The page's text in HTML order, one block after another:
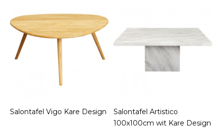
Salontafel Vigo Kare Design
Salontafel Artistico
100x100cm wit Kare Design